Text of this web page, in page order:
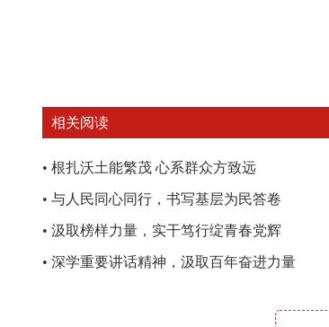
相关阅读
• 根扎沃土能繁茂 心系群众方致远
• 与人民同心同行，书写基层为民答卷
• 汲取榜样力量，实干笃行绽青春党辉
• 深学重要讲话精神，汲取百年奋进力量